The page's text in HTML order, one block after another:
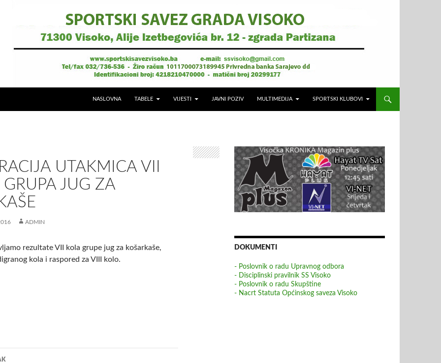
NASLOVNA TABELE VIJESTI JAVNI POZIV MULTIMEDIJA SPORTSKI KLUBOVI
UTAKMICA VII
JUG ZA
ADMIN
rezultate VII kola grupe jug za košarkaše,
kola i raspored za VIII kolo.
DOKUMENTI
- Poslovnik o radu Upravnog odbora
- Disciplinski pravilnik SS Visoko
- Poslovnik o radu Skupštine
- Nacrt Statuta Općinskog saveza Visoko